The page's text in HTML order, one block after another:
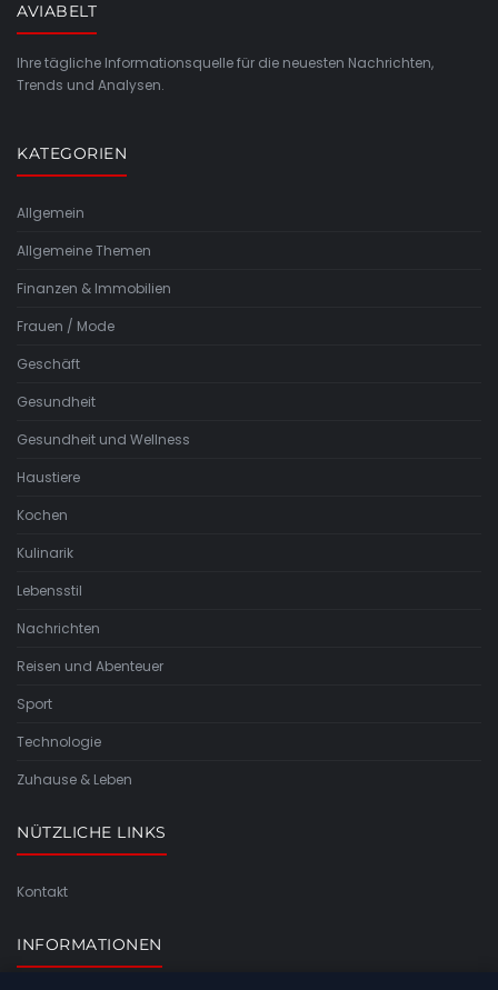
AVIABELT
Ihre tägliche Informationsquelle für die neuesten Nachrichten,
Trends und Analysen.
KATEGORIEN
Allgemein
Allgemeine Themen
Finanzen & Immobilien
Frauen / Mode
Geschäft
Gesundheit
Gesundheit und Wellness
Haustiere
Kochen
Kulinarik
Lebensstil
Nachrichten
Reisen und Abenteuer
Sport
Technologie
Zuhause & Leben
NÜTZLICHE LINKS
Kontakt
INFORMATIONEN